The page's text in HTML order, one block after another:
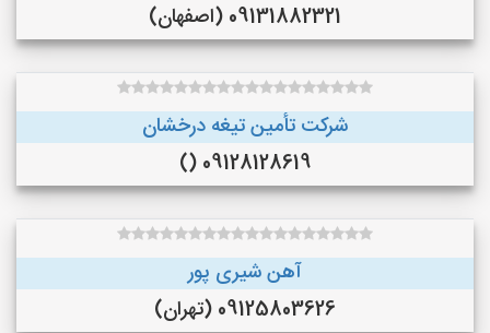
09131882321 (اصفهان)
شرکت تأمین تیغه درخشان
09128128619 ()
آهن شیری پور
09125803626 (تهران)